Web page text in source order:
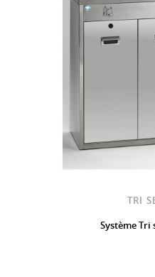
TRI
Système Tri